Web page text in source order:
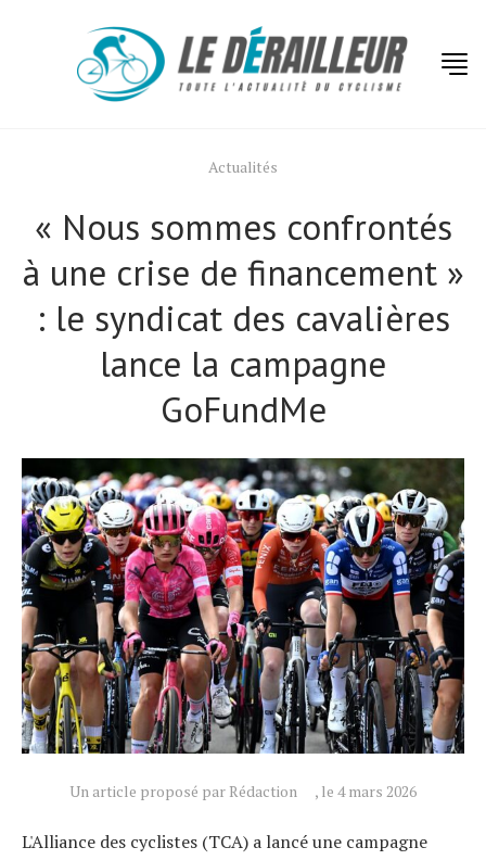
Actualités
« Nous sommes confrontés
à une crise de financement »
: le syndicat des cavalières
lance la campagne
GoFundMe
Un article proposé par Rédaction , le 4 mars 2026
L'Alliance des cyclistes (TCA) a lancé une campagne
Actualités
Technologies
Tests de produits
Tous nos articles